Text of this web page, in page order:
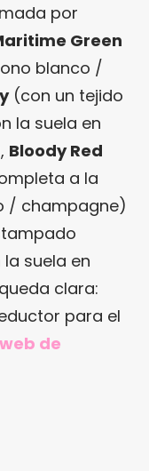
por
Green
blanco /
(con un tejido
la suela en
Bloody Red
a la
/ champagne)
suela en
clara:
para el
de